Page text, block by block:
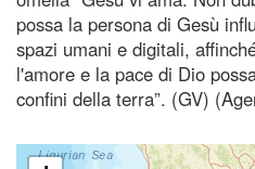
possa la persona di Gesù
spazi umani e digitali,
l'amore e la pace di Dio
confini della terra”. (GV)